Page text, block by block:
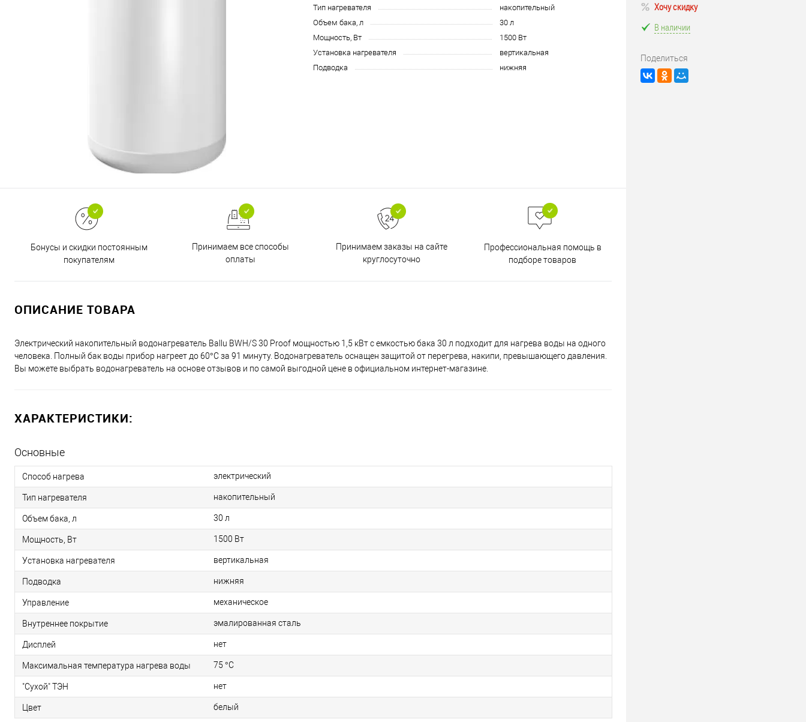
Тип нагревателя
накопительный
Объем бака, л
30 л
Мощность, Вт
1500 Вт
Установка нагревателя
вертикальная
Подводка
нижняя
Бонусы и скидки постоянным
покупателям
Принимаем все способы
оплаты
Принимаем заказы на сайте
круглосуточно
Профессиональная помощь в
подборе товаров
ОПИСАНИЕ ТОВАРА
Электрический накопительный водонагреватель Ballu BWH/S 30 Proof мощностью 1,5 кВт с емкостью бака 30 л подходит для нагрева воды на одного
человека. Полный бак воды прибор нагреет до 60°С за 91 минуту. Водонагреватель оснащен защитой от перегрева, накипи, превышающего давления.
Вы можете выбрать водонагреватель на основе отзывов и по самой выгодной цене в официальном интернет-магазине.
ХАРАКТЕРИСТИКИ:
Основные
Способ нагрева электрический
Тип нагревателя накопительный
Объем бака, л 30 л
Мощность, Вт 1500 Вт
Установка нагревателя вертикальная
Подводка нижняя
Управление механическое
Внутреннее покрытие эмалированная сталь
Дисплей нет
Максимальная температура нагрева воды 75 °С
"Сухой" ТЭН нет
Цвет белый
Хочу скидку
В наличии
Поделиться